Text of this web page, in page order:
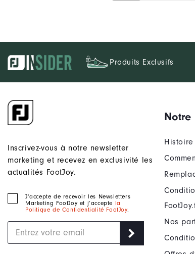
Produits Exclusifs
Inscrivez-vous à notre newsletter
marketing et recevez en exclusivité les
actualités FootJoy.
J‘accepte de recevoir les Newsletters
Marketing FootJoy et j’accepte
la
Politique de Confidentialité FootJoy.
Notre
Nos